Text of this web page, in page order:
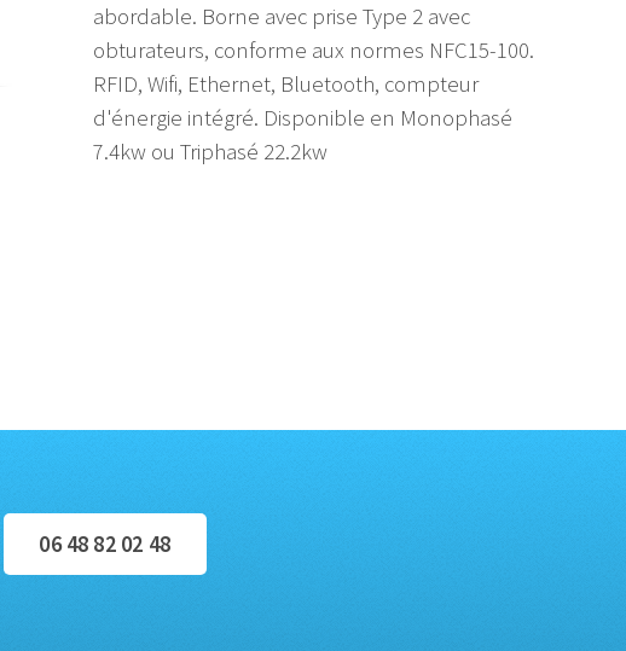
abordable. Borne avec prise Type 2 avec
obturateurs, conforme aux normes NFC15-100.
RFID, Wifi, Ethernet, Bluetooth, compteur
d'énergie intégré. Disponible en Monophasé
7.4kw ou Triphasé 22.2kw
06 48 82 02 48